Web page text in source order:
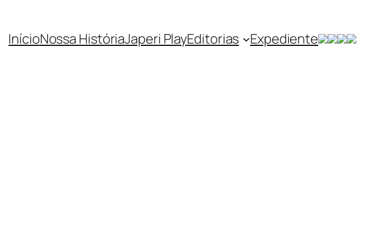
InícioNossa HistóriaJaperi PlayEditorias Expediente